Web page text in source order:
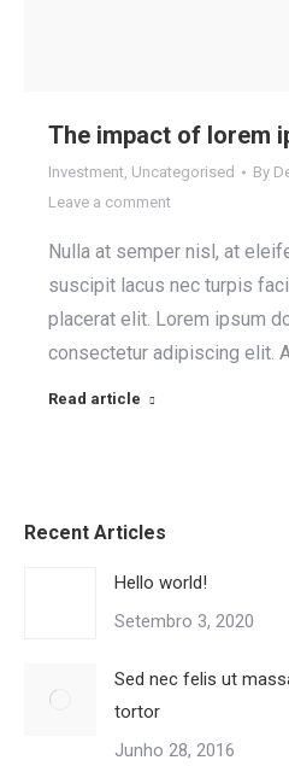
The impact of lorem
Investment, Uncategorised By
Leave a comment
Nulla at semper nisl, at
suscipit lacus nec turpis
placerat elit. Lorem ipsum
consectetur adipiscing elit.
Read article
Recent Articles
Hello world!
Setembro 3, 2020
Sed nec felis ut
tortor
Junho 28, 2016